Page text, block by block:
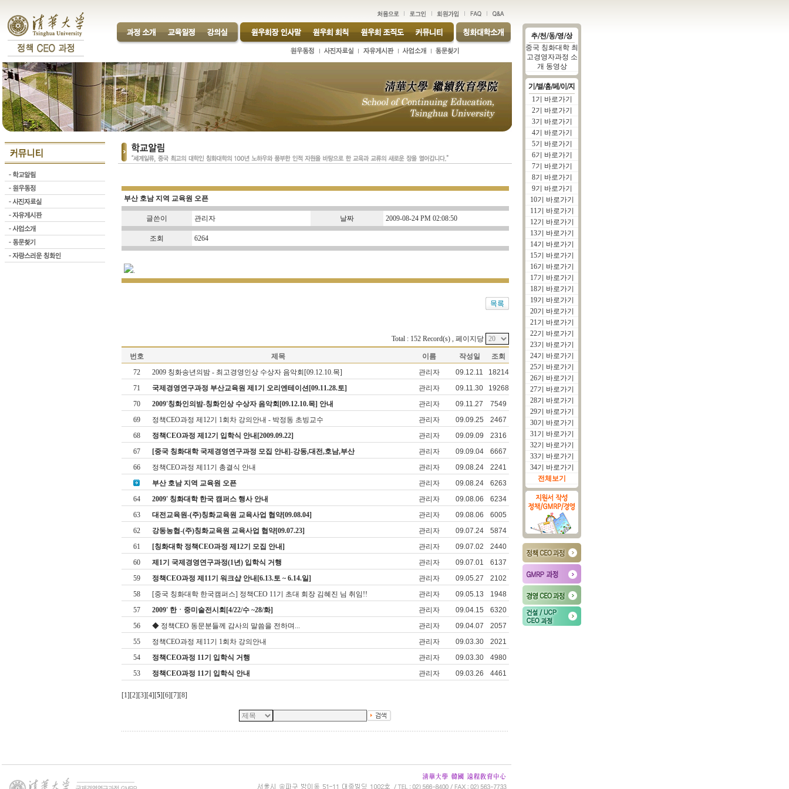
중국 칭화대학 최
고경영자과정 소
개 동영상
1기 바로가기
2기 바로가기
3기 바로가기
4기 바로가기
5기 바로가기
6기 바로가기
7기 바로가기
8기 바로가기
9기 바로가기
10기 바로가기
11기 바로가기
12기 바로가기
13기 바로가기
14기 바로가기
15기 바로가기
16기 바로가기
17기 바로가기
18기 바로가기
19기 바로가기
20기 바로가기
21기 바로가기
22기 바로가기
23기 바로가기
24기 바로가기
25기 바로가기
26기 바로가기
27기 바로가기
28기 바로가기
29기 바로가기
30기 바로가기
31기 바로가기
32기 바로가기
33기 바로가기
34기 바로가기
전체보기
부산 호남 지역 교육원 오픈
글쓴이 관리자 날짜 2009-08-24 PM 02:08:50
조회 6264
.
Total : 152 Record(s) , 페이지당
번호 제목 이름 작성일
조회
72
2009 칭화송년의밤 - 최고경영인상 수상자 음악회[09.12.10.목] 관리자 09.12.11
18214
71
국제경영연구과정 부산교육원 제1기 오리엔테이션[09.11.28.토] 관리자 09.11.30
19268
70
2009'칭화인의밤-칭화인상 수상자 음악회[09.12.10.목] 안내 관리자 09.11.27
7549
69
정책CEO과정 제12기 1회차 강의안내 - 박정동 초빙교수 관리자 09.09.25
2467
68
정책CEO과정 제12기 입학식 안내[2009.09.22] 관리자 09.09.09
2316
67
[중국 칭화대학 국제경영연구과정 모집 안내]-강동,대전,호남,부산 관리자 09.09.04
6667
66
정책CEO과정 제11기 총결식 안내 관리자 09.08.24
2241
부산 호남 지역 교육원 오픈
관리자 09.08.24
6263
64
2009' 칭화대학 한국 캠퍼스 행사 안내 관리자 09.08.06
6234
63
대전교육원-(주)칭화교육원 교육사업 협약[09.08.04] 관리자 09.08.06
6005
62
강동농협-(주)칭화교육원 교육사업 협약[09.07.23] 관리자 09.07.24
5874
61
[칭화대학 정책CEO과정 제12기 모집 안내] 관리자 09.07.02
2440
60
제1기 국제경영연구과정(1년) 입학식 거행 관리자 09.07.01
6137
59
정책CEO과정 제11기 워크샵 안내[6.13.토 ~ 6.14.일] 관리자 09.05.27
2102
58
[중국 칭화대학 한국캠퍼스] 정책CEO 11기 초대 회장 김혜진 님 취임!! 관리자 09.05.13
1948
57
2009' 한ㆍ중미술전시회[4/22/수 ~28/화] 관리자 09.04.15
6320
56
◆ 정책CEO 동문분들께 감사의 말씀을 전하며... 관리자 09.04.07
2057
55
정책CEO과정 제11기 1회차 강의안내 관리자 09.03.30
2021
54
정책CEO과정 11기 입학식 거행 관리자 09.03.30
4980
53
정책CEO과정 11기 입학식 안내 관리자 09.03.26 4461
[1][2][3][4][5][6][7][8]